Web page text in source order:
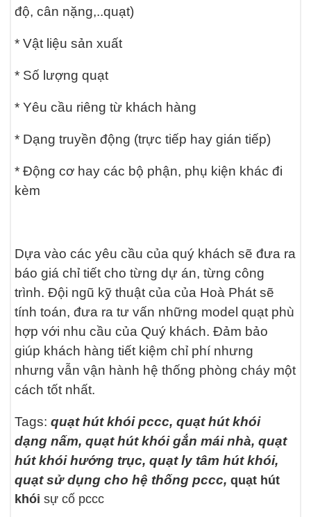
độ, cân nặng,..quạt)
* Vật liệu sản xuất
* Số lượng quạt
* Yêu cầu riêng từ khách hàng
* Dạng truyền động (trực tiếp hay gián tiếp)
* Động cơ hay các bộ phận, phụ kiện khác đi
kèm
Dựa vào các yêu cầu của quý khách sẽ đưa ra
báo giá chỉ tiết cho từng dự án, từng công
trình. Đội ngũ kỹ thuật của của Hoà Phát sẽ
tính toán, đưa ra tư vấn những model quạt phù
hợp với nhu cầu của Quý khách. Đảm bảo
giúp khách hàng tiết kiệmchỉ phí nhưng
nhưng vẫn vận hành hệ thống phòng cháy một
cách tốt nhất.
Tags:quạt hút khói pccc, quạt hút khói
dạng nấm, quạt hút khói gắn mái nhà, quạt
hút khói hướng trục, quạt ly tâm hút khói,
quạt sử dụng cho hệ thống pccc,quạt hút
khói sự cố pccc